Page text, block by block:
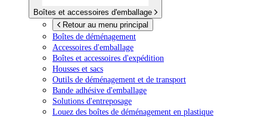
Boîtes et accessoires d'emballage
Retour au menu principal
Boîtes de déménagement
Accessoires d'emballage
Boîtes et accessoires d'expédition
Housses et sacs
Outils de déménagement et de transport
Bande adhésive d'emballage
Solutions d'entreposage
Louez des boîtes de déménagement en plastique